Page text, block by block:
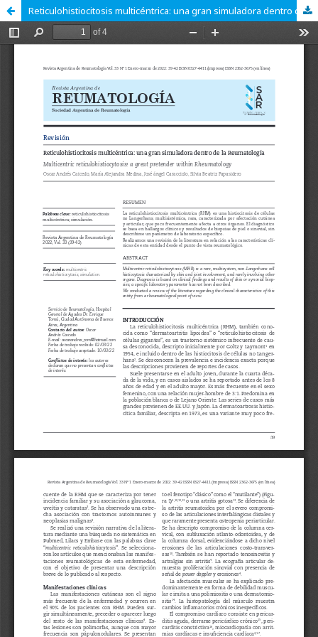
Reticulohistiocitosis multicéntrica: una gran simuladora dentro de la Reumatología